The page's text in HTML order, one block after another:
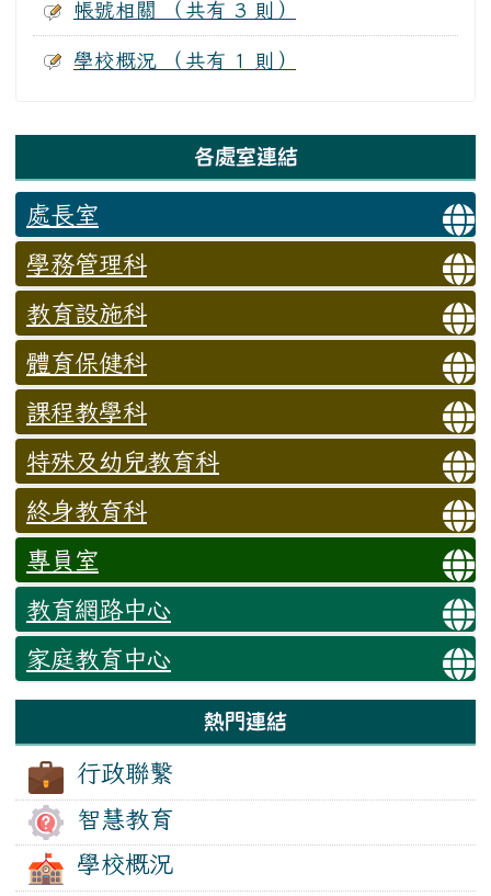
帳號相關 （共有 3 則）
學校概況 （共有 1 則）
各處室連結
處長室
學務管理科
教育設施科
體育保健科
課程教學科
特殊及幼兒教育科
終身教育科
專員室
教育網路中心
家庭教育中心
熱門連結
行政聯繫
智慧教育
學校概況